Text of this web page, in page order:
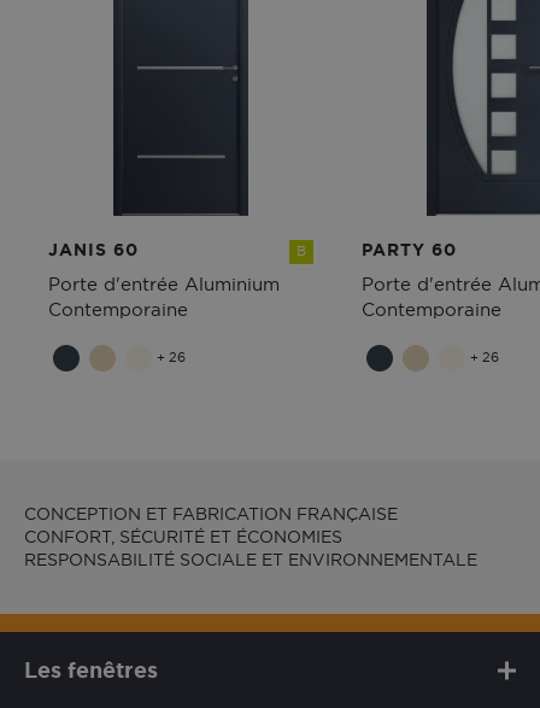
JANIS 60
Porte d'entrée Aluminium
Contemporaine
B
+ 26
PARTY 60
Porte d'entrée
Contemporaine
+ 26
CONCEPTION ET FABRICATION FRANÇAISE
CONFORT, SÉCURITÉ ET ÉCONOMIES
RESPONSABILITÉ SOCIALE ET ENVIRONNEMENTALE
Les fenêtres